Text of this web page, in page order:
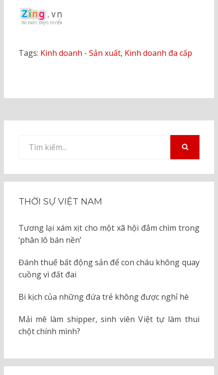
Tags: Kinh doanh - Sản xuất, Kinh doanh đa cấp
kiếm
THỜI SỰ VIỆT NAM
Tương lại xám xịt cho một xã hội đắm chìm trong
‘phân lô bán nền’
Đánh thuế bất động sản để con cháu không quay
cuồng vì đất đai
Bi kịch của những đứa trẻ không được nghỉ hè
Mải mê làm shipper, sinh viên Việt tự làm thui
chột chính mình?